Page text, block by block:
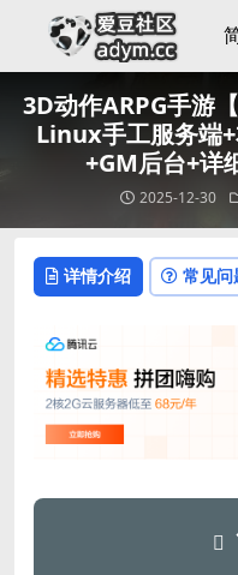
3D动作ARPG手游
Linux手工服务端
+GM后台+详
2025-12-30
详情介绍 常见问